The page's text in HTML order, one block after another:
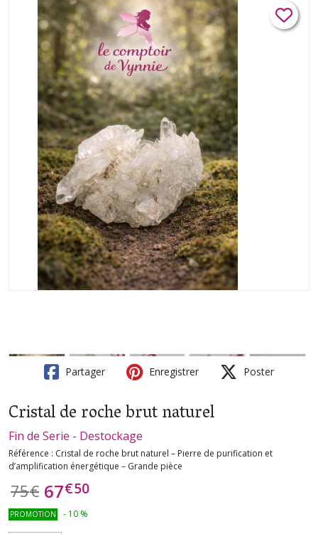
Partager Enregistrer Poster
Cristal de roche brut naturel
Fin de Serie - Destockage
Référence : Cristal de roche brut naturel – Pierre de purification et
d’amplification énergétique – Grande pièce
75€ 67€50
PROMOTION - 10 %